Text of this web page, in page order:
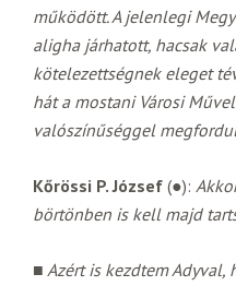
működött. A jelenlegi
aligha járhatott, hacsak
kötelezettségnek eleget
hát a mostani Városi
valószínűséggel
Kőrössi P. József (●):
börtönben is kell majd
■ Azért is kezdtem Adyval,